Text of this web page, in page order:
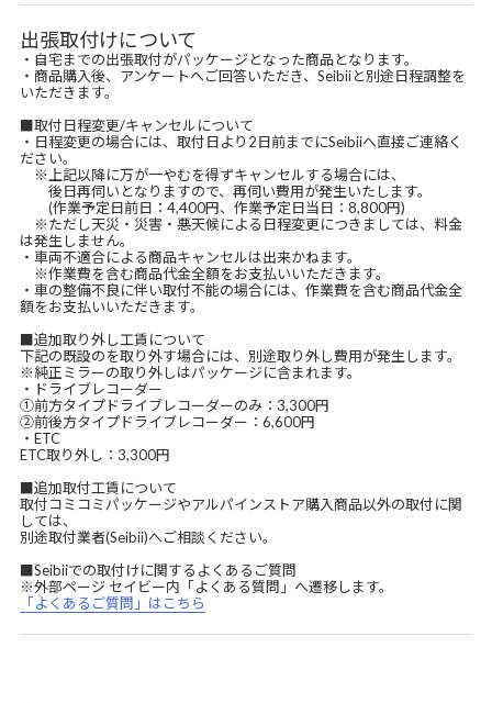
出張取付けについて
・自宅までの出張取付がパッケージとなった商品となります。
・商品購入後、アンケートへご回答いただき、Seibiiと別途日程調整を
いただきます。
■取付日程変更/キャンセルについて
・日程変更の場合には、取付日より2日前までにSeibiiへ直接ご連絡く
ださい。
※上記以降に万が一やむを得ずキャンセルする場合には、
後日再伺いとなりますので、再伺い費用が発生いたします。
(作業予定日前日：4,400円、作業予定日当日：8,800円)
※ただし天災・災害・悪天候による日程変更につきましては、料金
は発生しません。
・車両不適合による商品キャンセルは出来かねます。
※作業費を含む商品代金全額をお支払いいただきます。
・車の整備不良に伴い取付不能の場合には、作業費を含む商品代金全
額をお支払いいただきます。
■追加取り外し工賃について
下記の既設のを取り外す場合には、別途取り外し費用が発生します。
※純正ミラーの取り外しはパッケージに含まれます。
・ドライブレコーダー
①前方タイプドライブレコーダーのみ：3,300円
②前後方タイプドライブレコーダー：6,600円
・ETC
ETC取り外し：3,300円
■追加取付工賃について
取付コミコミパッケージやアルパインストア購入商品以外の取付に関
しては、
別途取付業者(Seibii)へご相談ください。
■Seibiiでの取付けに関するよくあるご質問
※外部ページ セイビー内「よくある質問」へ遷移します。
「よくあるご質問」はこちら